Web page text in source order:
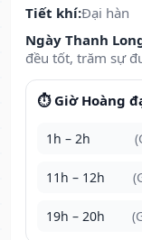
Tiết khí:Đại hàn
Ngày Thanh
đều tốt, trăm sự
⏱️ Giờ Hoàng
1h – 2h
11h – 12h
19h – 20h